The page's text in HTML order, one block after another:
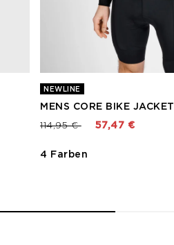
NEWLINE
MENS CORE BIKE JACKET
Preis reduziert von
114,95 €bis 57,47 €
4 Farben